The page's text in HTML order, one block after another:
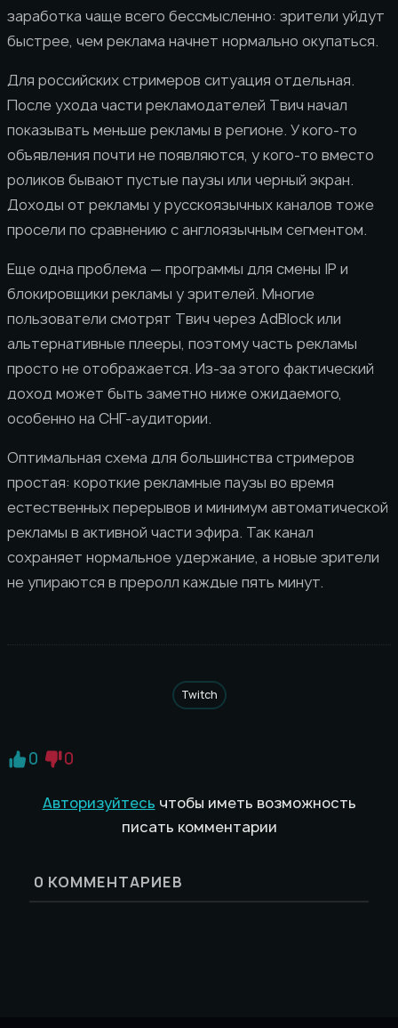
заработка чаще всего бессмысленно: зрители уйдут
быстрее, чем реклама начнет нормально окупаться.
Для российских стримеров ситуация отдельная.
После ухода части рекламодателей Твич начал
показывать меньше рекламы в регионе. У кого-то
объявления почти не появляются, у кого-то вместо
роликов бывают пустые паузы или черный экран.
Доходы от рекламы у русскоязычных каналов тоже
просели по сравнению с англоязычным сегментом.
Еще одна проблема — программы для смены IP и
блокировщики рекламы у зрителей. Многие
пользователи смотрят Твич через AdBlock или
альтернативные плееры, поэтому часть рекламы
просто не отображается. Из-за этого фактический
доход может быть заметно ниже ожидаемого,
особенно на СНГ-аудитории.
Оптимальная схема для большинства стримеров
простая: короткие рекламные паузы во время
естественных перерывов и минимум автоматической
рекламы в активной части эфира. Так канал
сохраняет нормальное удержание, а новые зрители
не упираются в преролл каждые пять минут.
Twitch
0 0
Авторизуйтесь чтобы иметь возможность
писать комментарии
0 КОММЕНТАРИЕВ